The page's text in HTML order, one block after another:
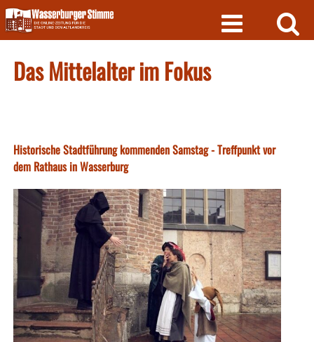
Skip
to
content
Das Mittelalter im Fokus
Historische Stadtführung kommenden Samstag - Treffpunkt vor
dem Rathaus in Wasserburg